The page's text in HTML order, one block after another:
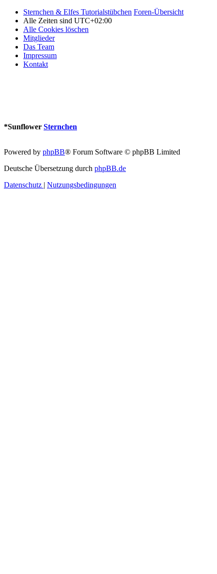
Sternchen & Elfes Tutorialstübchen Foren-Übersicht
Alle Zeiten sind UTC+02:00
Alle Cookies löschen
Mitglieder
Das Team
Impressum
Kontakt
*Sunflower Sternchen
Powered by phpBB® Forum Software © phpBB Limited
Deutsche Übersetzung durch phpBB.de
Datenschutz | Nutzungsbedingungen